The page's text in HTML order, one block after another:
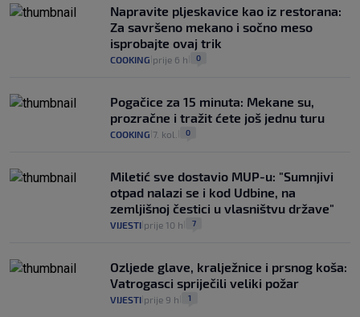
Napravite pljeskavice kao iz restorana:
Za savršeno mekano i sočno meso
isprobajte ovaj trik
COOKING prije 6 h 0
Pogačice za 15 minuta: Mekane su,
prozračne i tražit ćete još jednu turu
COOKING 7. kol. 0
Miletić sve dostavio MUP-u: "Sumnjivi
otpad nalazi se i kod Udbine, na
zemljišnoj čestici u vlasništvu države"
VIJESTI prije 10 h 7
Ozljede glave, kralježnice i prsnog koša:
Vatrogasci spriječili veliki požar
VIJESTI prije 9 h 1